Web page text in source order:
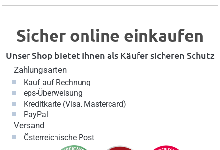
Sicher online einkaufen
Unser Shop bietet Ihnen als Käufer sicheren Schutz
Zahlungsarten
Kauf auf Rechnung
eps-Überweisung
Kreditkarte (Visa, Mastercard)
PayPal
Versand
Österreichische Post